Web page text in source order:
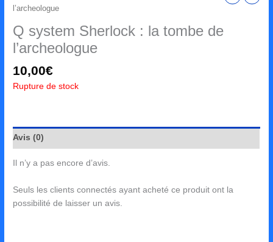
l’archeologue
Q system Sherlock : la tombe de
l’archeologue
10,00€
Rupture de stock
Avis (0)
Il n’y a pas encore d’avis.
Seuls les clients connectés ayant acheté ce produit ont la
possibilité de laisser un avis.